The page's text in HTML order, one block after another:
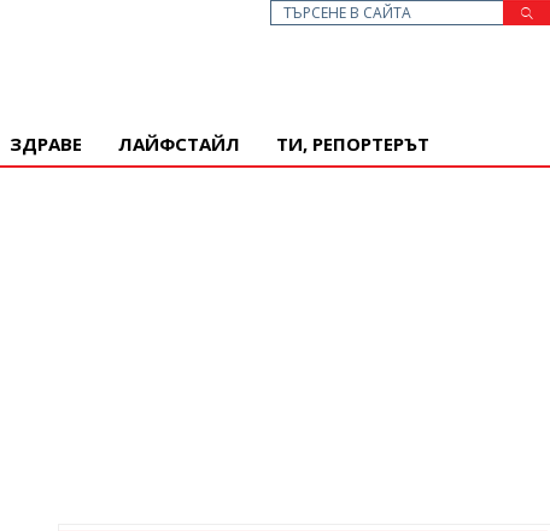
ЗДРАВЕ ЛАЙФСТАЙЛ ТИ, РЕПОРТЕРЪТ